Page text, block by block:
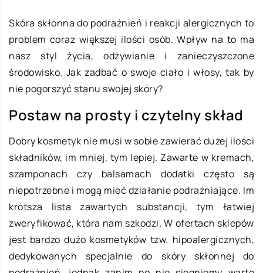
Skóra skłonna do podrażnień i reakcji alergicznych to
problem coraz większej ilości osób. Wpływ na to ma
nasz styl życia, odżywianie i zanieczyszczone
środowisko. Jak zadbać o swoje ciało i włosy, tak by
nie pogorszyć stanu swojej skóry?
Postaw na prosty i czytelny skład
Dobry kosmetyk nie musi w sobie zawierać dużej ilości
składników, im mniej, tym lepiej. Zawarte w kremach,
szamponach czy balsamach dodatki często są
niepotrzebne i mogą mieć działanie podrażniające. Im
krótsza lista zawartych substancji, tym łatwiej
zweryfikować, która nam szkodzi. W ofertach sklepów
jest bardzo dużo kosmetyków tzw. hipoalergicznych,
dedykowanych specjalnie do skóry skłonnej do